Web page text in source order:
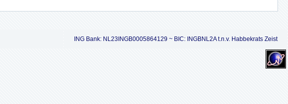
ING Bank: NL23INGB0005864129 ~ BIC: INGBNL2A t.n.v. Habbekrats Zeist